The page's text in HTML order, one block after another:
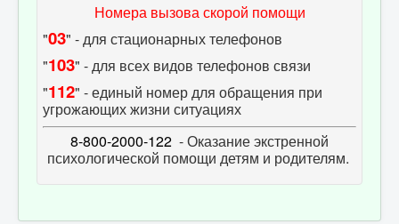
Номера вызова скорой помощи
"03" - для стационарных телефонов
"103" - для всех видов телефонов связи
"112" - единый номер для обращения при
угрожающих жизни ситуациях
8-800-2000-122 - Оказание экстренной
психологической помощи детям и родителям.